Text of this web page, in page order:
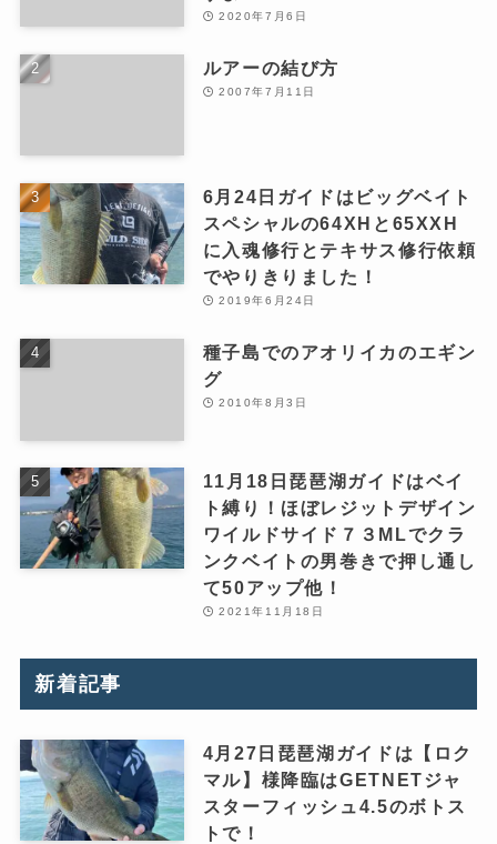
2020年7月6日
ルアーの結び方
2007年7月11日
6月24日ガイドはビッグベイト
スペシャルの64XHと65XXH
に入魂修行とテキサス修行依頼
でやりきりました！
2019年6月24日
種子島でのアオリイカのエギン
グ
2010年8月3日
11月18日琵琶湖ガイドはベイ
ト縛り！ほぼレジットデザイン
ワイルドサイド７３MLでクラ
ンクベイトの男巻きで押し通し
て50アップ他！
2021年11月18日
新着記事
4月27日琵琶湖ガイドは【ロク
マル】様降臨はGETNETジャ
スターフィッシュ4.5のボトス
トで！